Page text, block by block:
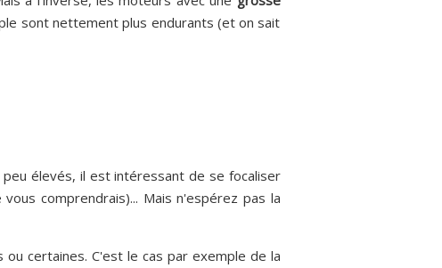
sont nettement plus endurants (et on sait
élevés, il est intéressant de se focaliser
comprendrais)... Mais n'espérez pas la
certaines. C'est le cas par exemple de la